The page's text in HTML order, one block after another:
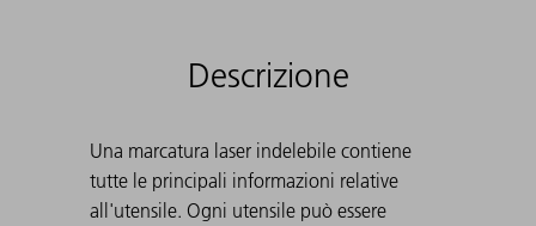
Descrizione
Una marcatura laser indelebile contiene
tutte le principali informazioni relative
all'utensile. Ogni utensile può essere